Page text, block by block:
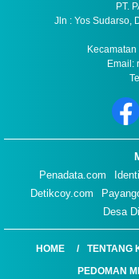
PT.
Jln : Yos Sudarso,
Email:
Penadata.com
Detikcoy.com
Desa
HOME TENTANG
PEDOMAN